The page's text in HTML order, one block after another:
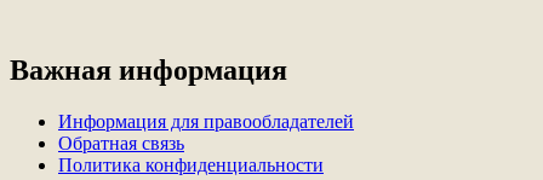
Важная информация
Информация для правообладателей
Обратная связь
Политика конфиденциальности